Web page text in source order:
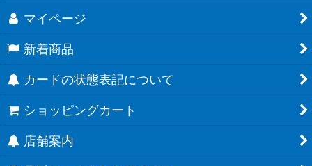
マイページ
新着商品
カードの状態表記について
ショッピングカート
店舗案内